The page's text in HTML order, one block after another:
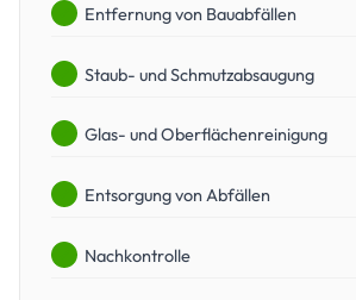
Entfernung von Bauabfällen
Staub- und Schmutzabsaugung
Glas- und Oberflächenreinigung
Entsorgung von Abfällen
Nachkontrolle